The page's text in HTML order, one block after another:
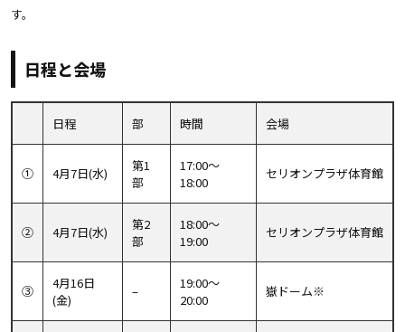
す。
日程と会場
日程 部 時間 会場
① 4月7日(水)
第1
部
17:00～
18:00
セリオンプラザ体育館
② 4月7日(水)
第2
部
18:00～
19:00
セリオンプラザ体育館
③
4月16日
(金)
–
19:00～
20:00
嶽ドーム※